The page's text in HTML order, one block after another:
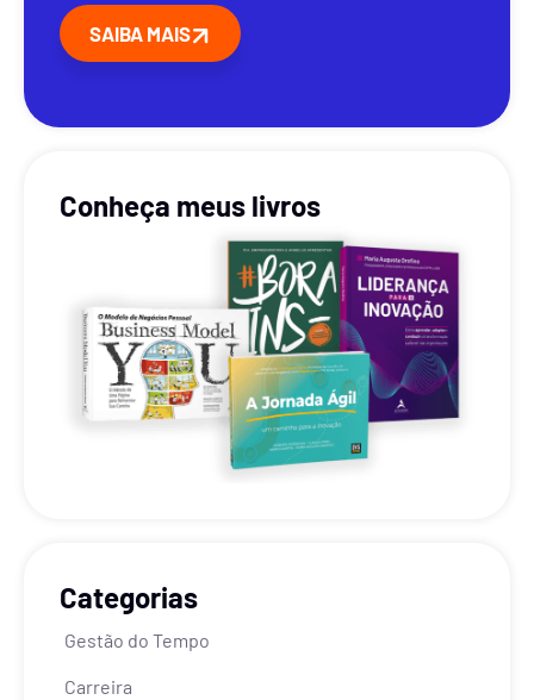
SAIBA MAIS
Conheça meus livros
Categorias
Gestão do Tempo
Carreira